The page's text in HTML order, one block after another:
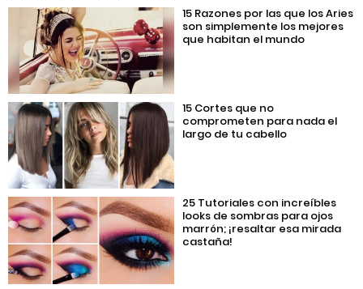
15 Razones por las que los Aries
son simplemente los mejores
que habitan el mundo
15 Cortes que no
comprometen para nada el
largo de tu cabello
25 Tutoriales con increíbles
looks de sombras para ojos
marrón; ¡resaltar esa mirada
castaña!